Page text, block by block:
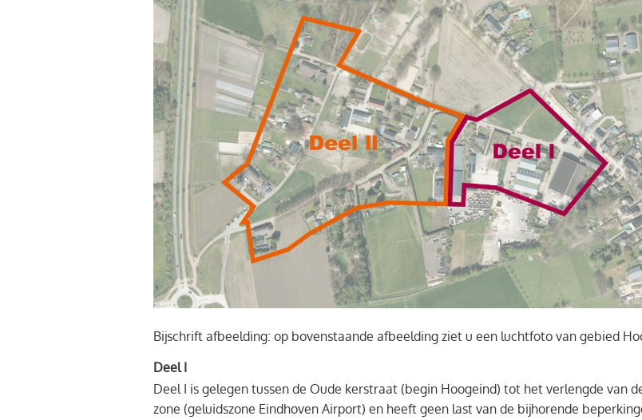
Bijschrift afbeelding: op bovenstaande afbeelding ziet u een luchtfoto van gebied
Deel I
Deel I is gelegen tussen de Oude kerstraat (begin Hoogeind) tot het verlengde van
zone (geluidszone Eindhoven Airport) en heeft geen last van de bijhorende